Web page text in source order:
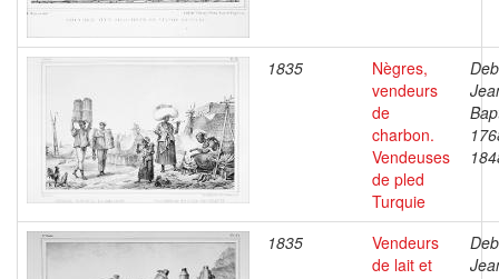
1835
Nègres,
vendeurs
de
charbon.
Vendeuses
de pled
Turquie
1835
Vendeurs
de lait et